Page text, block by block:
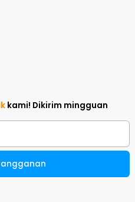
kami! Dikirim mingguan